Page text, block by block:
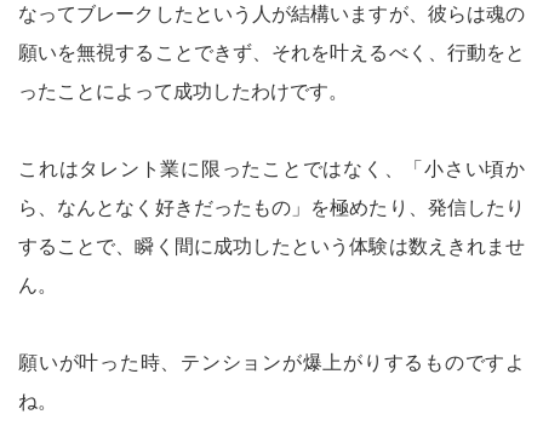
なってブレークしたという人が結構いますが、彼らは魂の
願いを無視することできず、それを叶えるべく、行動をと
ったことによって成功したわけです。
これはタレント業に限ったことではなく、「小さい頃か
ら、なんとなく好きだったもの」を極めたり、発信したり
することで、瞬く間に成功したという体験は数えきれませ
ん。
願いが叶った時、テンションが爆上がりするものですよ
ね。